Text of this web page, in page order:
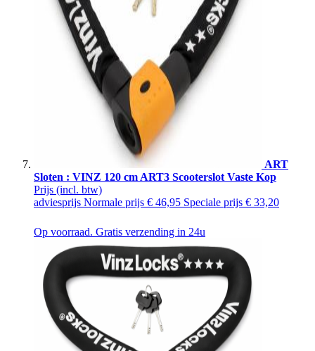
ART
Sloten : VINZ 120 cm ART3 Scooterslot Vaste Kop
Prijs (incl. btw)
adviesprijs Normale prijs € 46,95 Speciale prijs € 33,20
Op voorraad. Gratis verzending in 24u